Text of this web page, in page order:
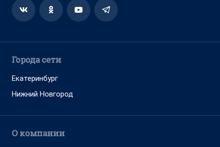
Города сети
Екатеринбург
Нижний Новгород
О компании